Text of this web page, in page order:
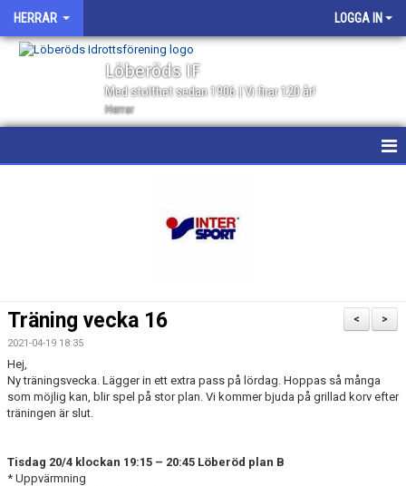
HERRAR LOGGA IN
Löberöds IF
Med stolthet sedan 1906 | Vi firar 120 år!
Herrar
GÄSTBOK
TRUPPEN
DOKUMENT
BILDGALLERI
>
<
Träning vecka 16
2021-04-19 18:35
Hej,
Ny träningsvecka. Lägger in ett extra pass på lördag. Hoppas så många
som möjlig kan, blir spel på stor plan. Vi kommer bjuda på grillad korv efter
träningen är slut.
Tisdag 20/4 klockan 19:15 – 20:45 Löberöd plan B
* Uppvärmning